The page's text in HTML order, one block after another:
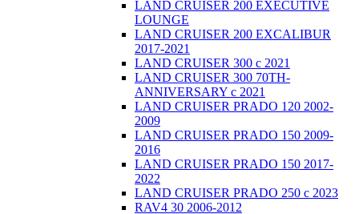
LAND CRUISER 200 EXECUTIVE
LOUNGE
LAND CRUISER 200 EXCALIBUR
2017-2021
LAND CRUISER 300 с 2021
LAND CRUISER 300 70TH-
ANNIVERSARY с 2021
LAND CRUISER PRADO 120 2002-
2009
LAND CRUISER PRADO 150 2009-
2016
LAND CRUISER PRADO 150 2017-
2022
LAND CRUISER PRADO 250 с 2023
RAV4 30 2006-2012